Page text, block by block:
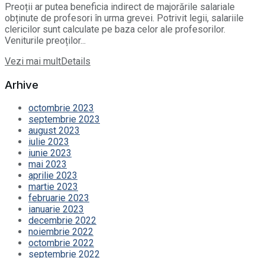
Preoții ar putea beneficia indirect de majorările salariale
obținute de profesori în urma grevei. Potrivit legii, salariile
clericilor sunt calculate pe baza celor ale profesorilor.
Veniturile preoților...
Vezi mai multDetails
Arhive
octombrie 2023
septembrie 2023
august 2023
iulie 2023
iunie 2023
mai 2023
aprilie 2023
martie 2023
februarie 2023
ianuarie 2023
decembrie 2022
noiembrie 2022
octombrie 2022
septembrie 2022